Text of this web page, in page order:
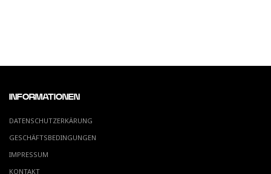
INFORMATIONEN
DATENSCHUTZERKÄRUNG
GESCHÄFTSBEDINGUNGEN
IMPRESSUM
KONTAKT